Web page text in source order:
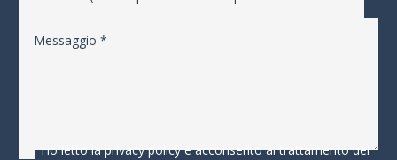
Ho letto la privacy policy e acconsento al trattamento dei